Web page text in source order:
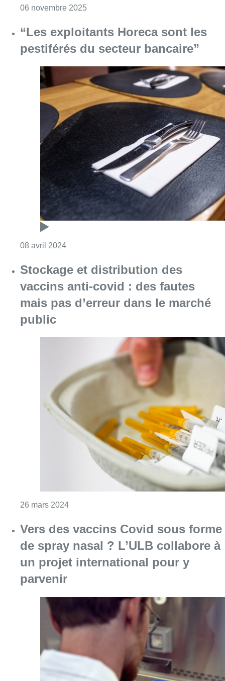
06 novembre 2025Consulter l'article "Covid-19 : la
“Les exploitants Horeca sont les
pestiférés du secteur bancaire”
08 avril 2024Consulter l'article "“Les exploitants Horeca
Stockage et distribution des
vaccins anti-covid : des fautes
mais pas d’erreur dans le marché
public
26 mars 2024Consulter l'article "Stockage et distribution
Vers des vaccins Covid sous forme
de spray nasal ? L’ULB collabore à
un projet international pour y
parvenir